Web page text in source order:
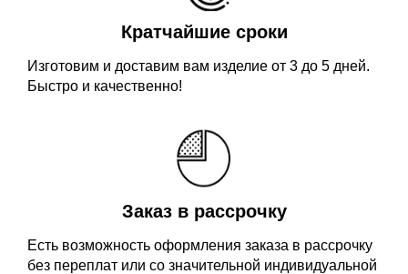
Кратчайшие сроки
Изготовим и доставим вам изделие от 3 до 5 дней.
Быстро и качественно!
Заказ в рассрочку
Есть возможность оформления заказа в рассрочку
без переплат или со значительной индивидуальной